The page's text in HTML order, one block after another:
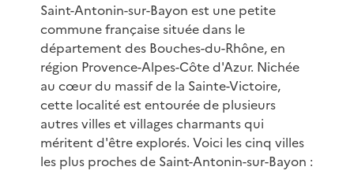
Saint-Antonin-sur-Bayon est une petite
commune française située dans le
département des Bouches-du-Rhône, en
région Provence-Alpes-Côte d'Azur. Nichée
au cœur du massif de la Sainte-Victoire,
cette localité est entourée de plusieurs
autres villes et villages charmants qui
méritent d'être explorés. Voici les cinq villes
les plus proches de Saint-Antonin-sur-Bayon :